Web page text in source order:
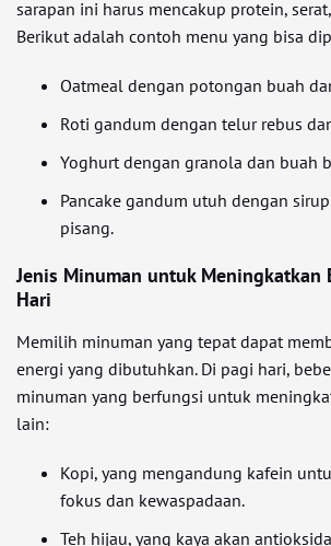
sarapan ini harus mencakup protein,
Berikut adalah contoh menu yang bisa
Oatmeal dengan potongan buah
Roti gandum dengan telur rebus
Yoghurt dengan granola dan buah
Pancake gandum utuh dengan
pisang.
Jenis Minuman untuk Meningkatkan
Hari
Memilih minuman yang tepat dapat
energi yang dibutuhkan. Di pagi hari,
minuman yang berfungsi untuk
lain:
Kopi, yang mengandung kafein
fokus dan kewaspadaan.
Teh hijau, yang kaya akan